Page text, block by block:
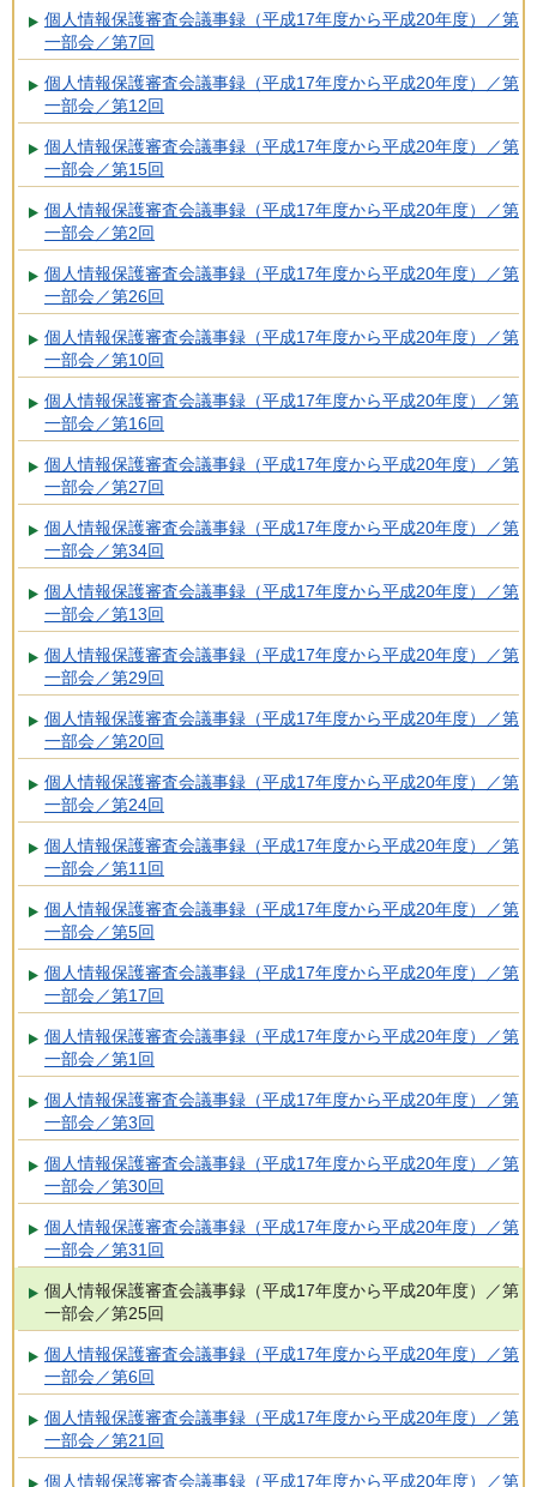
個人情報保護審査会議事録（平成17年度から平成20年度）／第
一部会／第7回
個人情報保護審査会議事録（平成17年度から平成20年度）／第
一部会／第12回
個人情報保護審査会議事録（平成17年度から平成20年度）／第
一部会／第15回
個人情報保護審査会議事録（平成17年度から平成20年度）／第
一部会／第2回
個人情報保護審査会議事録（平成17年度から平成20年度）／第
一部会／第26回
個人情報保護審査会議事録（平成17年度から平成20年度）／第
一部会／第10回
個人情報保護審査会議事録（平成17年度から平成20年度）／第
一部会／第16回
個人情報保護審査会議事録（平成17年度から平成20年度）／第
一部会／第27回
個人情報保護審査会議事録（平成17年度から平成20年度）／第
一部会／第34回
個人情報保護審査会議事録（平成17年度から平成20年度）／第
一部会／第13回
個人情報保護審査会議事録（平成17年度から平成20年度）／第
一部会／第29回
個人情報保護審査会議事録（平成17年度から平成20年度）／第
一部会／第20回
個人情報保護審査会議事録（平成17年度から平成20年度）／第
一部会／第24回
個人情報保護審査会議事録（平成17年度から平成20年度）／第
一部会／第11回
個人情報保護審査会議事録（平成17年度から平成20年度）／第
一部会／第5回
個人情報保護審査会議事録（平成17年度から平成20年度）／第
一部会／第17回
個人情報保護審査会議事録（平成17年度から平成20年度）／第
一部会／第1回
個人情報保護審査会議事録（平成17年度から平成20年度）／第
一部会／第3回
個人情報保護審査会議事録（平成17年度から平成20年度）／第
一部会／第30回
個人情報保護審査会議事録（平成17年度から平成20年度）／第
一部会／第31回
個人情報保護審査会議事録（平成17年度から平成20年度）／第
一部会／第25回
個人情報保護審査会議事録（平成17年度から平成20年度）／第
一部会／第6回
個人情報保護審査会議事録（平成17年度から平成20年度）／第
一部会／第21回
個人情報保護審査会議事録（平成17年度から平成20年度）／第